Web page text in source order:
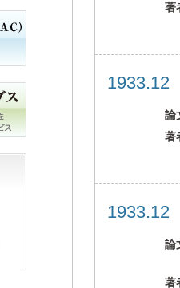
著
論
著
論
著